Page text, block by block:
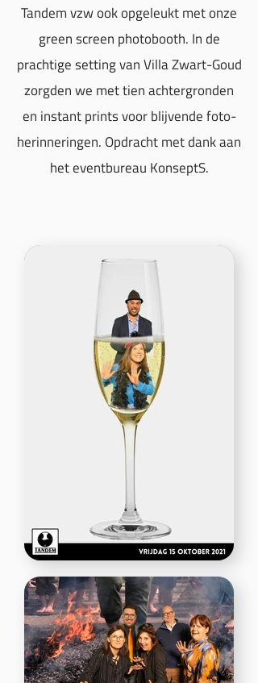
Tandem vzw ook opgeleukt met onze
green screen photobooth. In de
prachtige setting van Villa Zwart-Goud
zorgden we met tien achtergronden
en instant prints voor blijvende foto-
herinneringen. Opdracht met dank aan
het eventbureau KonseptS.